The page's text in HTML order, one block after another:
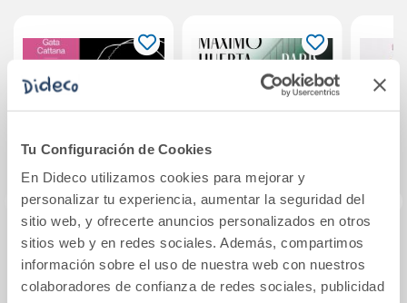
Tu Configuración de Cookies
En Dideco utilizamos cookies para mejorar y
personalizar tu experiencia, aumentar la seguridad del
sitio web, y ofrecerte anuncios personalizados en otros
sitios web y en redes sociales. Además, compartimos
información sobre el uso de nuestra web con nuestros
colaboradores de confianza de redes sociales, publicidad
La escala de Mohs
París despertaba
tarde